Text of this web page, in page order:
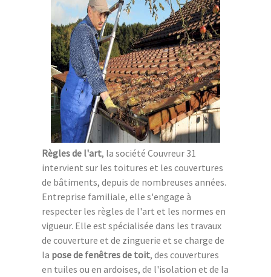
Règles de l'art, la société Couvreur 31
intervient sur les toitures et les couvertures
de bâtiments, depuis de nombreuses années.
Entreprise familiale, elle s'engage à
respecter les règles de l'art et les normes en
vigueur. Elle est spécialisée dans les travaux
de couverture et de zinguerie et se charge de
la pose de fenêtres de toit, des couvertures
en tuiles ou en ardoises, de l'isolation et de la